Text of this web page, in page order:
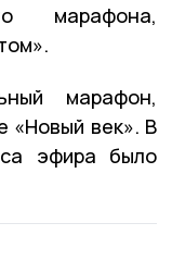
марафона,
марафон,
«Новый век». В
эфира было